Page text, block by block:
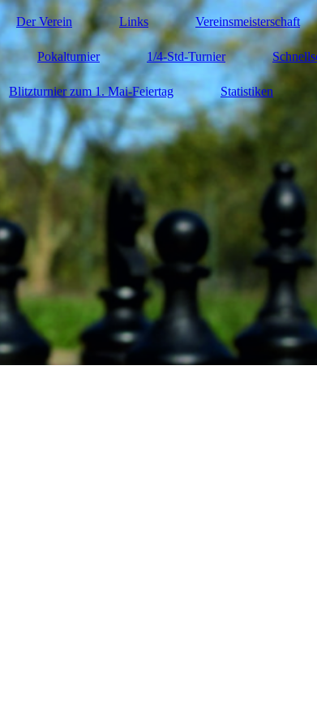
Der Verein Links Vereinsmeisterschaft
Pokalturnier 1/4-Std-Turnier
Blitzturnier zum 1. Mai-Feiertag Statistiken